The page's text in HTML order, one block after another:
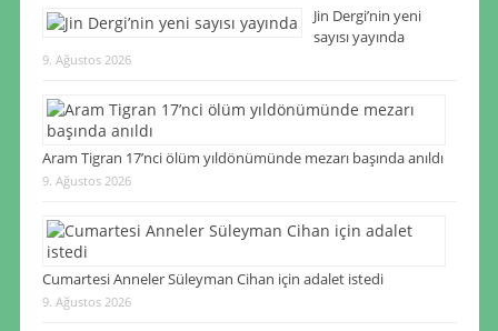
Jin Dergi’nin yeni
sayısı yayında
9. Ağustos 2026
Aram Tigran 17’nci ölüm yıldönümünde mezarı başında anıldı
9. Ağustos 2026
Cumartesi Anneler Süleyman Cihan için adalet istedi
9. Ağustos 2026